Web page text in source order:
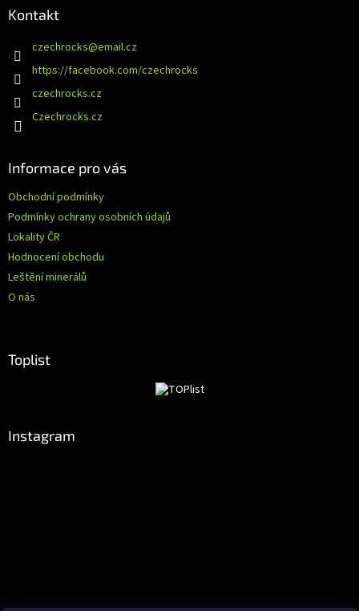
Kontakt
czechrocks@email.cz
https://facebook.com/czechrocks
czechrocks.cz
Czechrocks.cz
Informace pro vás
Obchodní podmínky
Podmínky ochrany osobních údajů
Lokality ČR
Hodnocení obchodu
Leštění minerálů
O nás
Toplist
Instagram